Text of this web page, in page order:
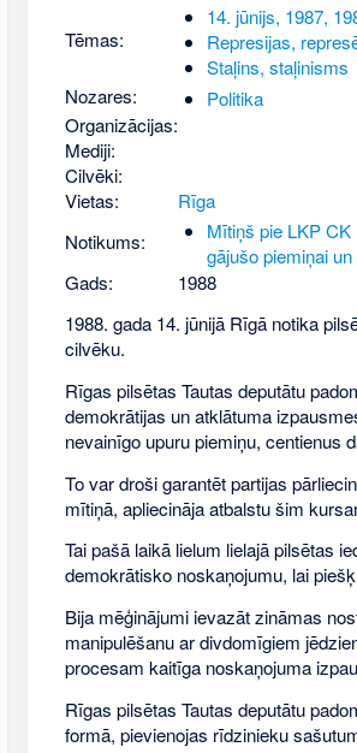
Tēmas:
14. jūnijs, 1987,
Represijas,
Staļins, staļinisms
Nozares:
Politika
Organizācijas:
Mediji:
Cilvēki:
Vietas:
Rīga
Notikums:
Mītiņš pie LKP
gājušo piemiņai
Gads:
1988
1988. gada 14. jūnijā Rīgā notika
cilvēku.
Rīgas pilsētas Tautas deputātu
demokrātijas un atklātuma
nevainīgo upuru piemiņu, centienus
To var droši garantēt partijas
mītiņā, apliecināja atbalstu šim
Tai pašā laikā lielum lielajā pilsētas
demokrātisko noskaņojumu, lai
Bija mēģinājumi ievazāt zināmas
manipulēšanu ar divdomīgiem
procesam kaitīga noskaņojuma
Rīgas pilsētas Tautas deputātu
formā, pievienojas rīdzinieku